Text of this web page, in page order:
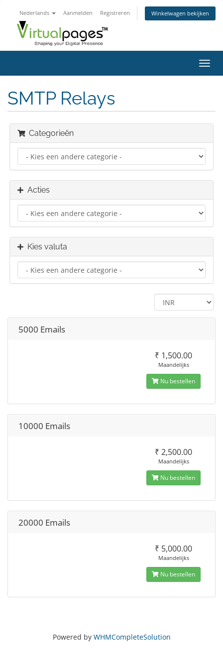
Nederlands Aanmelden Registreren Winkelwagen bekijken
in-/
SMTP Relays
Categorieën
Acties
Kies valuta
5000 Emails
₹ 1,500.00
Maandelijks
Nu bestellen
10000 Emails
₹ 2,500.00
Maandelijks
Nu bestellen
20000 Emails
₹ 5,000.00
Maandelijks
Nu bestellen
Powered by WHMCompleteSolution